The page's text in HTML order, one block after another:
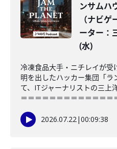
ンサムハ
（ナビ
ーター：
(水)
冷凍食品大手・ニチレイが受
明を出したハッカー集団「
て、ITジャーナリストの三上
＝＝＝＝＝＝＝＝＝＝＝＝＝
2026.07.22|00:09:38